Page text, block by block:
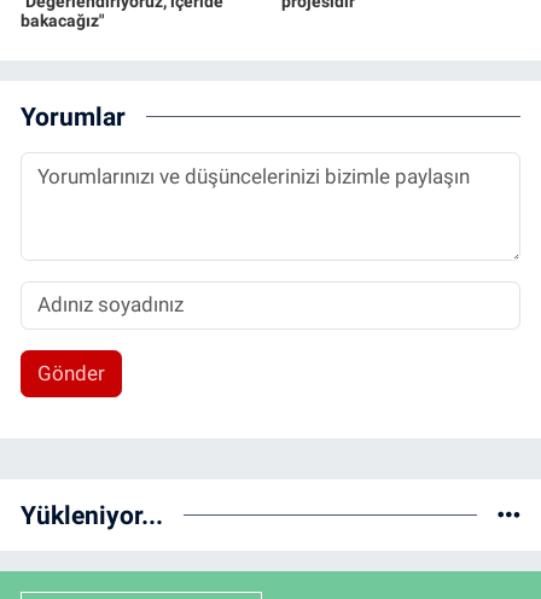
bakacağız"
Yorumlar
Gönder
Yükleniyor...